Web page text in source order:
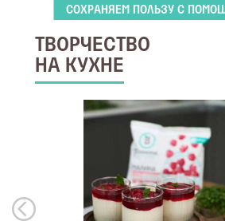
СОХРАНЯЕМ ПОЛЬЗУ С
ТВОРЧЕСТВО
НА КУХНЕ